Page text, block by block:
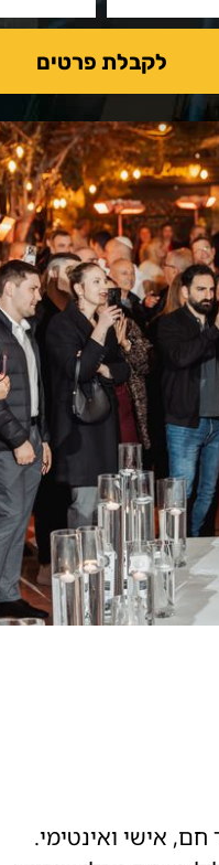
אישי ואינטימי.
לקבלת פרטים